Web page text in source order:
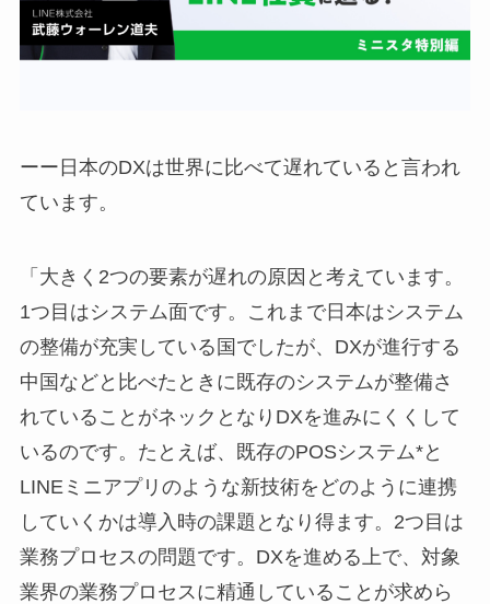
ーー日本のDXは世界に比べて遅れていると言われ
ています。
「大きく2つの要素が遅れの原因と考えています。
1つ目はシステム面です。これまで日本はシステム
の整備が充実している国でしたが、DXが進行する
中国などと比べたときに既存のシステムが整備さ
れていることがネックとなりDXを進みにくくして
いるのです。たとえば、既存のPOSシステム*と
LINEミニアプリのような新技術をどのように連携
していくかは導入時の課題となり得ます。2つ目は
業務プロセスの問題です。DXを進める上で、対象
業界の業務プロセスに精通していることが求めら